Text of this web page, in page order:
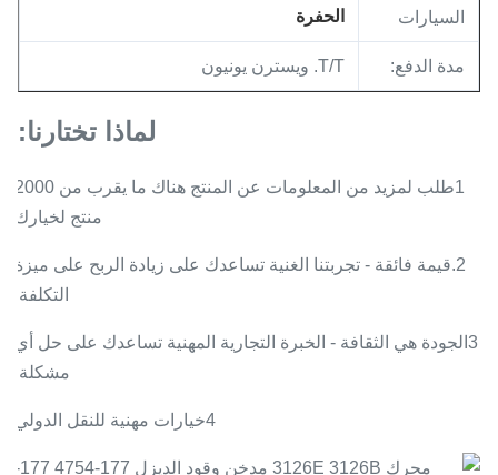
السيارات الحفرة
مدة الدفع: T/T. ويسترن يونيون
لماذا تختارنا:
1طلب لمزيد من المعلومات عن المنتج هناك ما يقرب من 2000
منتج لخيارك
2.قيمة فائقة - تجربتنا الغنية تساعدك على زيادة الربح على ميزة
التكلفة.
3الجودة هي الثقافة - الخبرة التجارية المهنية تساعدك على حل أي
مشكلة.
4خيارات مهنية للنقل الدولي